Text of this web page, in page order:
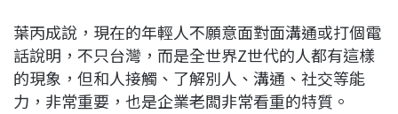
葉丙成說，現在的年輕人不願意面對面溝通或打個電
話說明，不只台灣，而是全世界Z世代的人都有這樣
的現象，但和人接觸、了解別人、溝通、社交等能
力，非常重要，也是企業老闆非常看重的特質。